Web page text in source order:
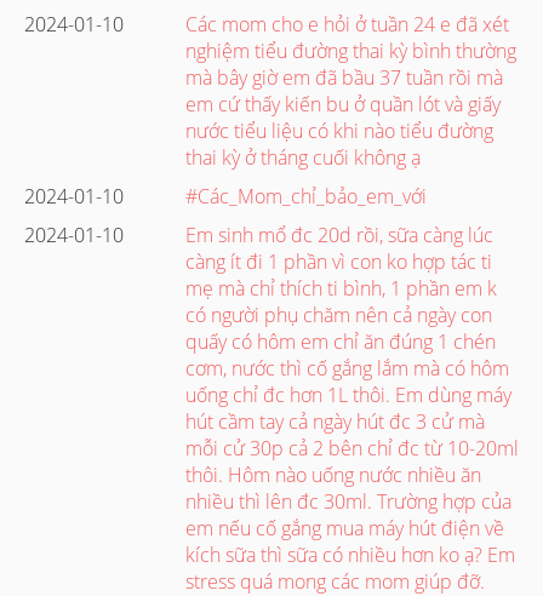
2024-01-10
Các mom cho e hỏi ở tuần 24 e đã xét
nghiệm tiểu đường thai kỳ bình thường
mà bây giờ em đã bầu 37 tuần rồi mà
em cứ thấy kiến bu ở quần lót và giấy
nước tiểu liệu có khi nào tiểu đường
thai kỳ ở tháng cuối không ạ
2024-01-10
#Các_Mom_chỉ_bảo_em_với
2024-01-10
Em sinh mổ đc 20d rồi, sữa càng lúc
càng ít đi 1 phần vì con ko hợp tác ti
mẹ mà chỉ thích ti bình, 1 phần em k
có người phụ chăm nên cả ngày con
quấy có hôm em chỉ ăn đúng 1 chén
cơm, nước thì cố gắng lắm mà có hôm
uống chỉ đc hơn 1L thôi. Em dùng máy
hút cầm tay cả ngày hút đc 3 cử mà
mỗi cử 30p cả 2 bên chỉ đc từ 10-20ml
thôi. Hôm nào uống nước nhiều ăn
nhiều thì lên đc 30ml. Trường hợp của
em nếu cố gắng mua máy hút điện về
kích sữa thì sữa có nhiều hơn ko ạ? Em
stress quá mong các mom giúp đỡ.